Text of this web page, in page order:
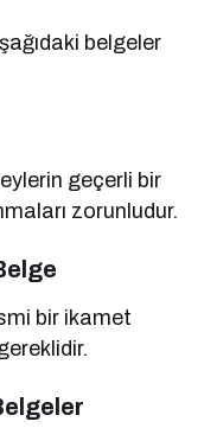
belgeler
geçerli bir
zorunludur.
bir ikamet